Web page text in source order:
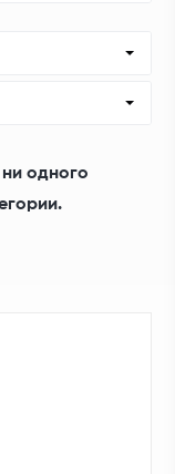
одного